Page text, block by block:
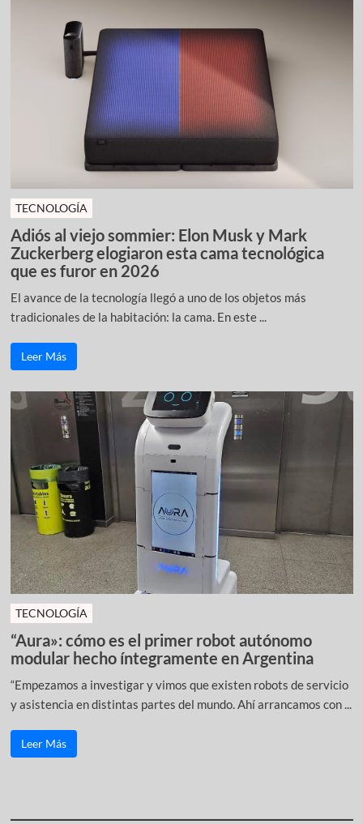
TECNOLOGÍA
Adiós al viejo sommier: Elon Musk y Mark
Zuckerberg elogiaron esta cama tecnológica
que es furor en 2026
El avance de la tecnología llegó a uno de los objetos más
tradicionales de la habitación: la cama. En este ...
Leer Más
TECNOLOGÍA
“Aura»: cómo es el primer robot autónomo
modular hecho íntegramente en Argentina
“Empezamos a investigar y vimos que existen robots de servicio
y asistencia en distintas partes del mundo. Ahí arrancamos con ...
Leer Más